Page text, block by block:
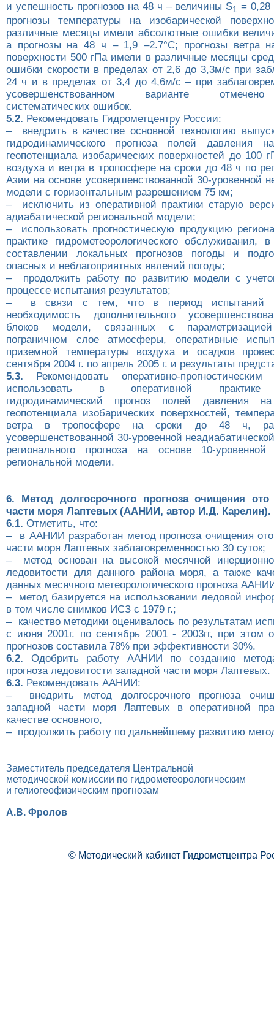
и успешность прогнозов на 48 ч – величины S1 = 0,28
прогнозы температуры на изобарической
различные месяцы имели абсолютные ошибки
а прогнозы на 48 ч – 1,9 –2.7°С; прогнозы ветра
поверхности 500 гПа имели в различные месяцы
ошибки скорости в пределах от 2,6 до 3,3м/c при
24 ч и в пределах от 3,4 до 4,6м/с – при
усовершенствованном варианте
систематических ошибок.
5.2. Рекомендовать Гидрометцентру России:
– внедрить в качестве основной технологию
гидродинамического прогноза полей давления
геопотенциала изобарических поверхностей до 100
воздуха и ветра в тропосфере на сроки до 48 ч по
Азии на основе усовершенствованной 30-уровенной
модели с горизонтальным разрешением 75 км;
– исключить из оперативной практики старую
адиабатической региональной модели;
– использовать прогностическую продукцию
практике гидрометеорологического
составлении локальных прогнозов погоды и
опасных и неблагоприятных явлений погоды;
– продолжить работу по развитию модели с
процессе испытания результатов;
– в связи с тем, что в период испытаний
необходимость дополнительного
блоков модели, связанных с
пограничном слое атмосферы, оперативные
приземной температуры воздуха и осадков
сентября 2004 г. по апрель 2005 г. и результаты
5.3. Рекомендовать оперативно-
использовать в оперативной практике
гидродинамический прогноз полей давления
геопотенциала изобарических поверхностей,
ветра в тропосфере на сроки до 48 ч,
усовершенствованной 30-уровенной
регионального прогноза на основе 10-уровенной
региональной модели.
6. Метод долгосрочного прогноза очищения
части моря Лаптевых (ААНИИ, автор И.Д. Карелин).
6.1. Отметить, что:
– в ААНИИ разработан метод прогноза очищения
части моря Лаптевых заблаговременностью 30 суток;
– метод основан на высокой месячной
ледовитости для данного района моря, а также
данных месячного метеорологического прогноза
– метод базируется на использовании ледовой
в том числе снимков ИСЗ с 1979 г.;
– качество методики оценивалось по результатам
с июня 2001г. по сентябрь 2001 - 2003гг, при этом
прогнозов составила 78% при эффективности 30%.
6.2. Одобрить работу ААНИИ по созданию метода
прогноза ледовитости западной части моря Лаптевых.
6.3. Рекомендовать ААНИИ:
– внедрить метод долгосрочного прогноза
западной части моря Лаптевых в оперативной
качестве основного,
– продолжить работу по дальнейшему развитию
Заместитель председателя Центральной
методической комиссии по гидрометеорологическим
и гелиогеофизическим прогнозам
А.В. Фролов
© Методический кабинет Гидрометцентра